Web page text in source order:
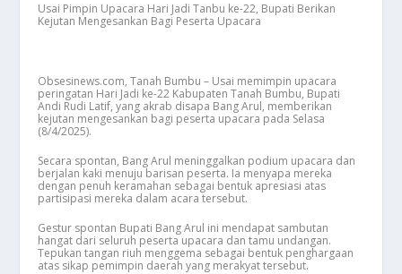
Usai Pimpin Upacara Hari Jadi Tanbu ke-22, Bupati Berikan
Kejutan Mengesankan Bagi Peserta Upacara
Obsesinews.com, Tanah Bumbu – Usai memimpin upacara
peringatan Hari Jadi ke-22 Kabupaten Tanah Bumbu, Bupati
Andi Rudi Latif, yang akrab disapa Bang Arul, memberikan
kejutan mengesankan bagi peserta upacara pada Selasa
(8/4/2025).
Secara spontan, Bang Arul meninggalkan podium upacara dan
berjalan kaki menuju barisan peserta. Ia menyapa mereka
dengan penuh keramahan sebagai bentuk apresiasi atas
partisipasi mereka dalam acara tersebut.
Gestur spontan Bupati Bang Arul ini mendapat sambutan
hangat dari seluruh peserta upacara dan tamu undangan.
Tepukan tangan riuh menggema sebagai bentuk penghargaan
atas sikap pemimpin daerah yang merakyat tersebut.